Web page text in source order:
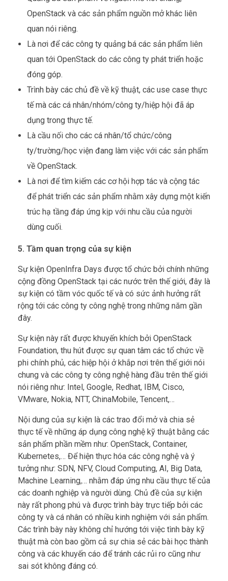
OpenStack và các sản phẩm nguồn mở khác liên
quan nói riêng.
Là nơi để các công ty quảng bá các sản phẩm liên
quan tới OpenStack do các công ty phát triển hoặc
đóng góp.
Trình bày các chủ đề về kỹ thuật, các use case thực
tế mà các cá nhân/nhóm/công ty/hiệp hội đã áp
dụng trong thực tế.
Là cầu nối cho các cá nhân/tổ chức/công
ty/trường/học viện đang làm việc với các sản phẩm
về OpenStack.
Là nơi để tìm kiếm các cơ hội hợp tác và cộng tác
để phát triển các sản phẩm nhằm xây dựng một kiến
trúc hạ tầng đáp ứng kịp với nhu cầu của người
dùng cuối.
5. Tầm quan trọng của sự kiện
Sự kiện OpenInfra Days được tổ chức bởi chính những
cộng đồng OpenStack tại các nước trên thế giới, đây là
sự kiện có tầm vóc quốc tế và có sức ảnh hưởng rất
rộng tới các công ty công nghệ trong những năm gần
đây.
Sự kiện này rất được khuyến khích bởi OpenStack
Foundation, thu hút được sự quan tâm các tổ chức về
phi chính phủ, các hiệp hội ở khắp nơi trên thế giới nói
chung và các công ty công nghệ hàng đầu trên thế giới
nói riêng như: Intel, Google, Redhat, IBM, Cisco,
VMware, Nokia, NTT, ChinaMobile, Tencent,…
Nội dung của sự kiện là các trao đổi mở và chia sẻ
thực tế về những áp dụng công nghệ kỹ thuật bằng các
sản phẩm phần mềm như: OpenStack, Container,
Kubernetes,… Để hiện thực hóa các công nghệ và ý
tưởng như: SDN, NFV, Cloud Computing, AI, Big Data,
Machine Learning,… nhằm đáp ứng nhu cầu thực tế của
các doanh nghiệp và người dùng. Chủ đề của sự kiện
này rất phong phú và được trình bày trực tiếp bởi các
công ty và cá nhân có nhiều kinh nghiệm với sản phẩm.
Các trình bày này không chỉ hướng tới việc tình bày kỹ
thuật mà còn bao gồm cả sự chia sẻ các bài học thành
công và các khuyến cáo để tránh các rủi ro cũng như
sai sót không đáng có.